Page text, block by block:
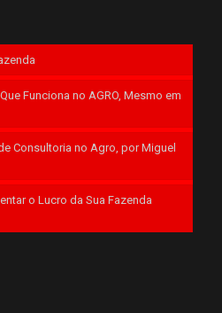
Funciona no AGRO, Mesmo em
Consultoria no Agro, por Miguel
o Lucro da Sua Fazenda